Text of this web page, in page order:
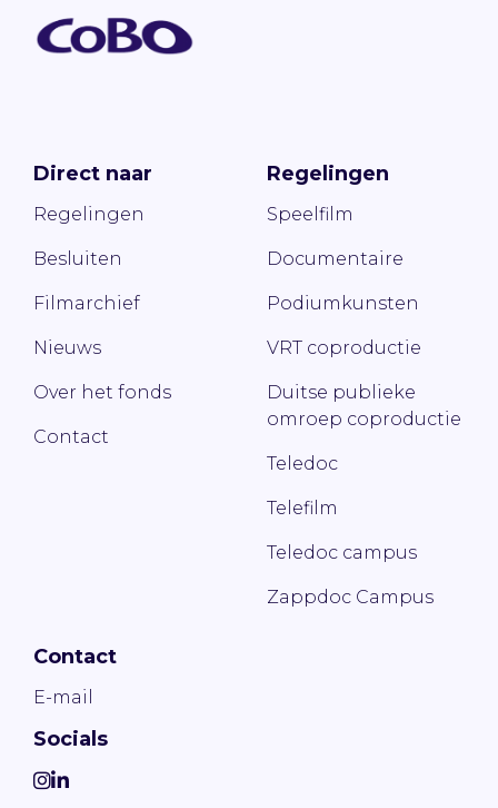
Direct naar
Regelingen
Besluiten
Filmarchief
Nieuws
Over het fonds
Contact
Regelingen
Speelfilm
Documentaire
Podiumkunsten
VRT coproductie
Duitse publieke
omroep coproductie
Teledoc
Telefilm
Teledoc campus
Zappdoc Campus
Contact
E-mail
Socials